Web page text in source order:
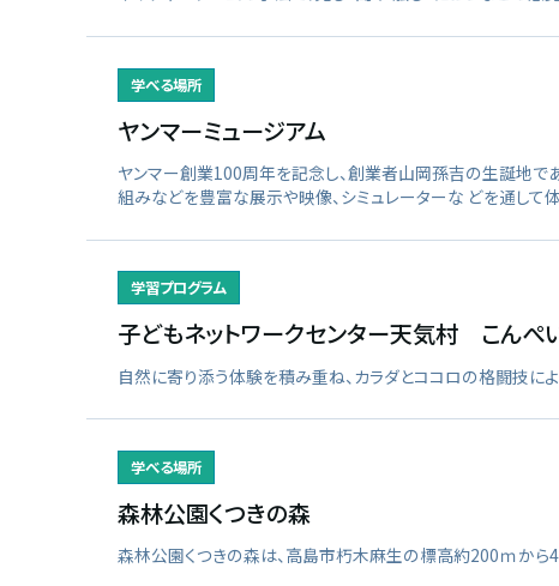
学べる場所
ヤンマーミュージアム
ヤンマー創業100周年を記念し、創業者山岡孫吉の生誕地で
組みなどを豊富な展示や映像、シミュレーターな どを通して
学習プログラム
子どもネットワークセンター天気村 こんぺ
自然に寄り添う体験を積み重ね、カラダとココロの格闘技に
学べる場所
森林公園くつきの森
森林公園くつきの森は、高島市朽木麻生の標高約200ｍから